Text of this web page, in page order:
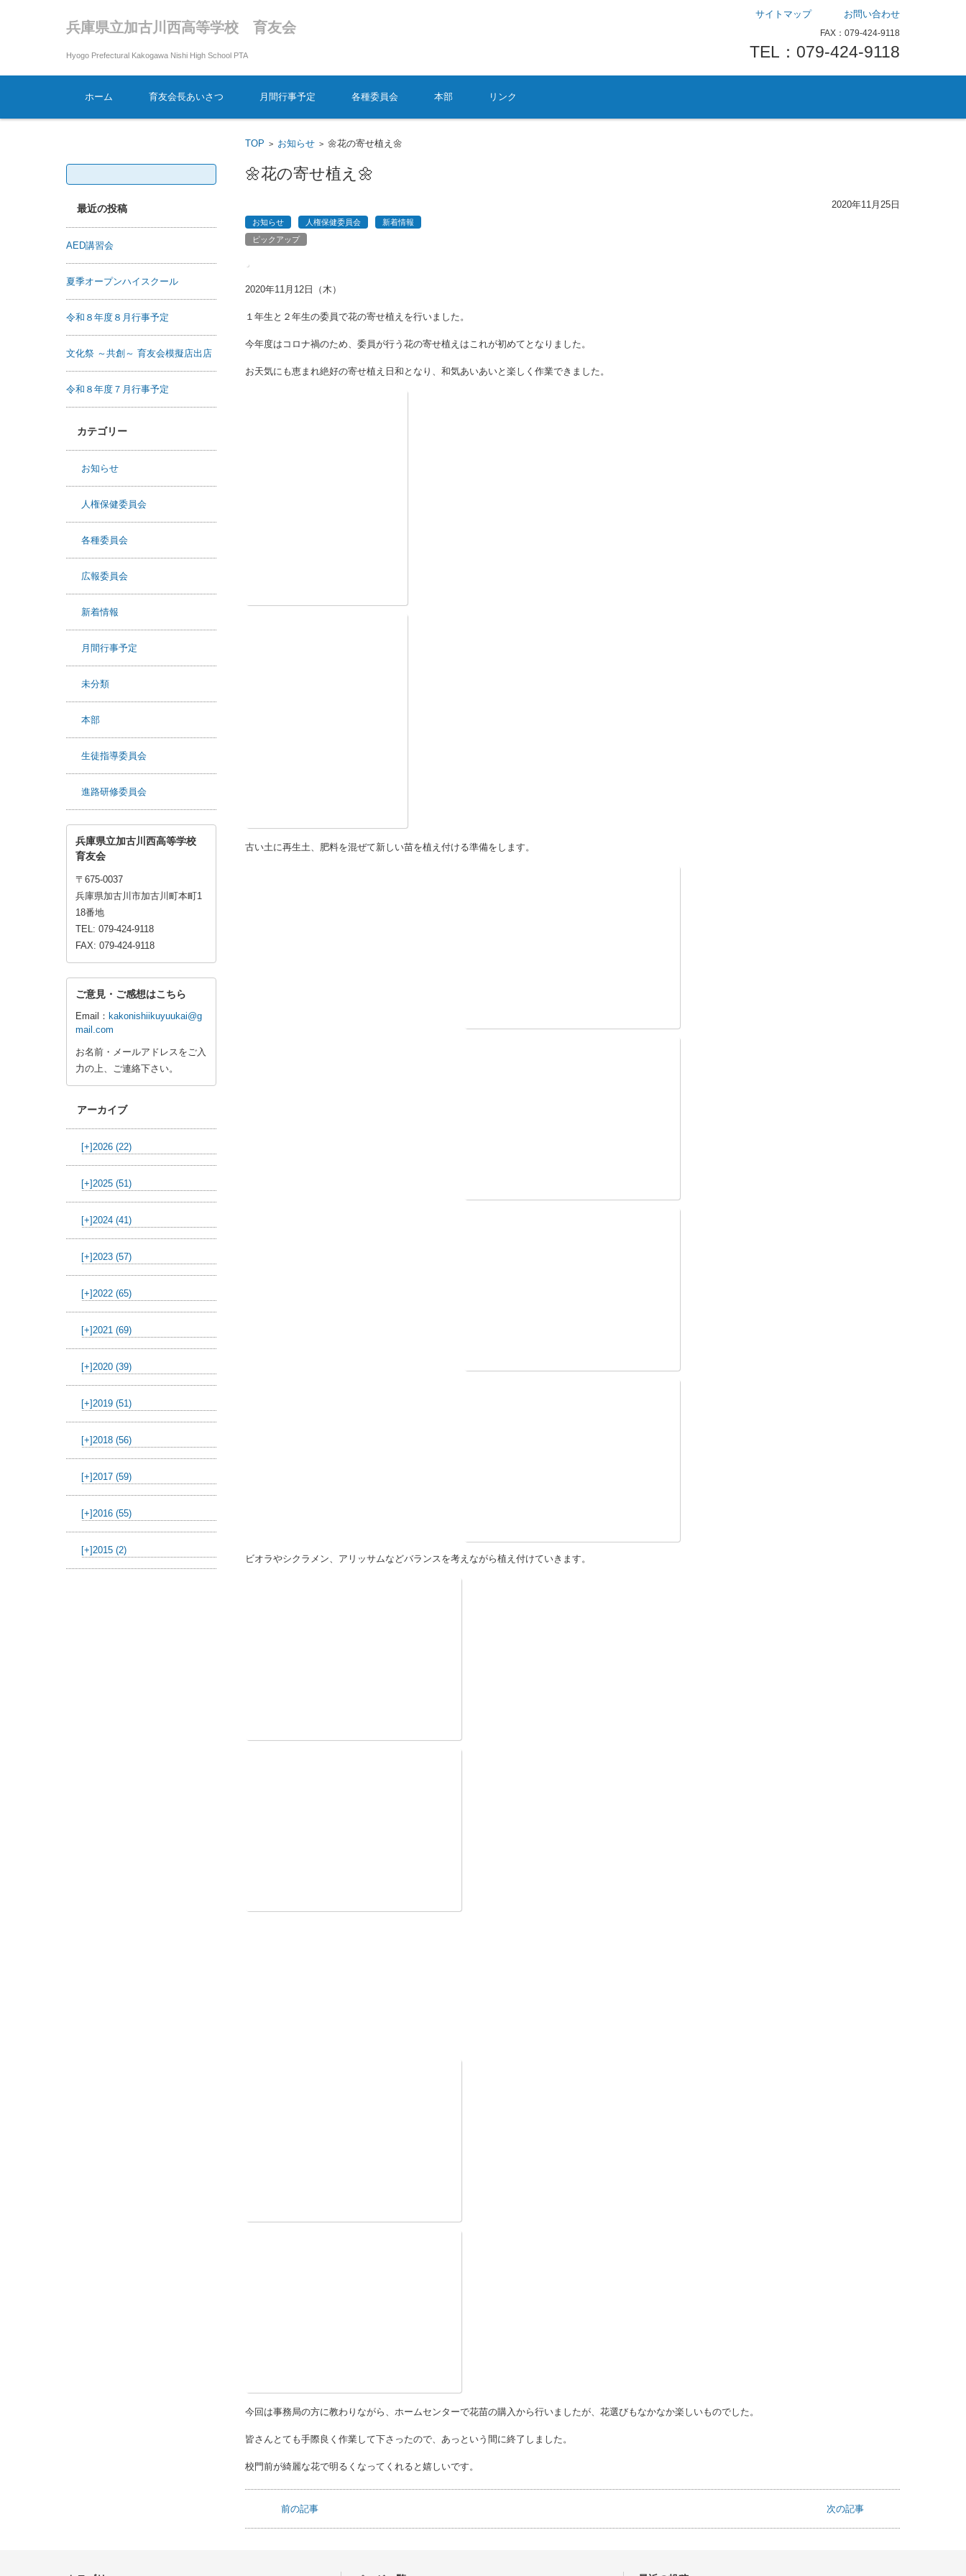
兵庫県立加古川西高等学校 育友会
Hyogo Prefectural Kakogawa Nishi High School PTA
サイトマップ お問い合わせ
FAX：079-424-9118
TEL：079-424-9118
コンテンツに移動
ホーム
育友会長あいさつ 月間行事予定 各種委員会 本部 リンク
TOP > お知らせ> 🌼花の寄せ植え🌼
🌼花の寄せ植え🌼
2020年11月25日
お知らせ 人権保健委員会
新着情報
ピックアップ
2020年11月12日（木）
１年生と２年生の委員で花の寄せ植えを行いました。
今年度はコロナ禍のため、委員が行う花の寄せ植えはこれが初めてとなりました。
お天気にも恵まれ絶好の寄せ植え日和となり、和気あいあいと楽しく作業できました。
古い土に再生土、肥料を混ぜて新しい苗を植え付ける準備をします。
ビオラやシクラメン、アリッサムなどバランスを考えながら植え付けていきます。
今回は事務局の方に教わりながら、ホームセンターで花苗の購入から行いましたが、花選びもなかなか楽しいものでした。
皆さんとても手際良く作業して下さったので、あっという間に終了しました。
校門前が綺麗な花で明るくなってくれると嬉しいです。
前の記事 次の記事
検索:
最近の投稿
AED講習会
夏季オープンハイスクール
令和８年度８月行事予定
文化祭 ～共創～ 育友会模擬店出店
令和８年度７月行事予定
カテゴリー
お知らせ
人権保健委員会
各種委員会
広報委員会
新着情報
月間行事予定
未分類
本部
生徒指導委員会
進路研修委員会
兵庫県立加古川西高等学校
育友会
〒675-0037
兵庫県加古川市加古川町本町1
18番地
TEL: 079-424-9118
FAX: 079-424-9118
ご意見・ご感想はこちら
Email： kakonishiikuyuukai@g
mail.com
お名前・メールアドレスをご入
力の上、ご連絡下さい。
アーカイブ
[+]2026 (22)
[+]2025 (51)
[+]2024 (41)
[+]2023 (57)
[+]2022 (65)
[+]2021 (69)
[+]2020 (39)
[+]2019 (51)
[+]2018 (56)
[+]2017 (59)
[+]2016 (55)
[+]2015 (2)